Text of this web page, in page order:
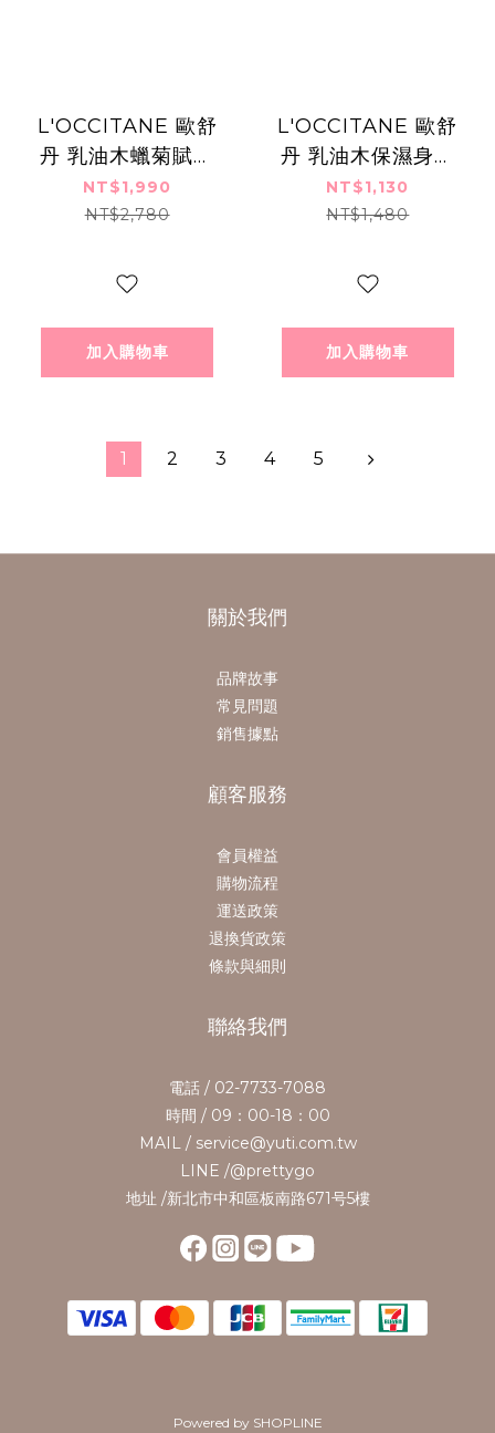
L'OCCITANE 歐舒
丹 乳油木蠟菊賦活
身體霜(200ml)
NT$1,990
NT$2,780
加入購物車
L'OCCITANE 歐舒
丹 乳油木保濕身體
乳(240ml)
NT$1,130
NT$1,480
加入購物車
1 2 3 4 5
關於我們
品牌故事
常見問題
銷售據點
顧客服務
會員權益
購物流程
運送政策
退換貨政策
條款與細則
聯絡我們
電話 / 02-7733-7088
時間 / 09：00-18：00
MAIL / service@yuti.com.tw
LINE /@prettygo
地址 /新北市中和區板南路671号5樓
Powered by SHOPLINE